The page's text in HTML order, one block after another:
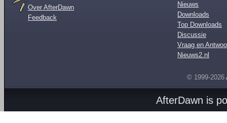
Over AfterDawn
Feedback
Nieuws
Downloads
Top Downloads
Discussie
Vraag en
Nieuws2.nl
© 1999-2026
AfterDawn is